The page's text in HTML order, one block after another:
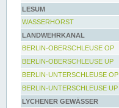
LESUM
WASSERHORST
LANDWEHRKANAL
BERLIN-OBERSCHLEUSE OP
BERLIN-OBERSCHLEUSE UP
BERLIN-UNTERSCHLEUSE OP
BERLIN-UNTERSCHLEUSE UP
LYCHENER GEWÄSSER